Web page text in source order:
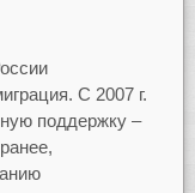
С 2007 г.
поддержку –